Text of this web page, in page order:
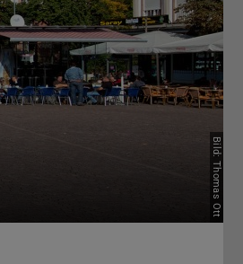
Bild: Thomas Ott